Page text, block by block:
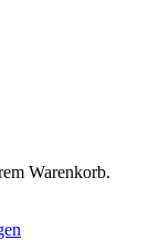
Warenkorb.